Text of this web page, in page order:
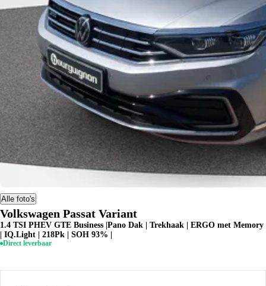
Alle foto's
Volkswagen Passat Variant
1.4 TSI PHEV GTE Business |Pano Dak | Trekhaak | ERGO met Memory
| IQ.Light | 218Pk | SOH 93% |
Direct leverbaar